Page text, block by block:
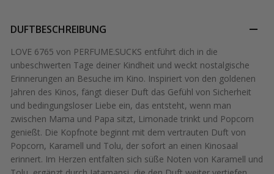
DUFTBESCHREIBUNG
LOVE 6765 von PERFUME.SUCKS entführt dich in die
unbeschwerten Tage deiner Kindheit und weckt nostalgische
Erinnerungen an Besuche im Kino. Inspiriert von den goldenen
Jahren des Kinos, fängt dieser Duft das Gefühl von Sicherheit
und bedingungsloser Liebe ein, das entsteht, wenn man
zwischen Mama und Papa sitzt, Limonade trinkt und Popcorn
genießt. Die Kopfnote beginnt mit dem vertrauten Duft von
Popcorn, Karamell und Tolu, der sofort an einen Kinosaal
erinnert. Im Herzen entfalten sich süße Noten von Karamell und